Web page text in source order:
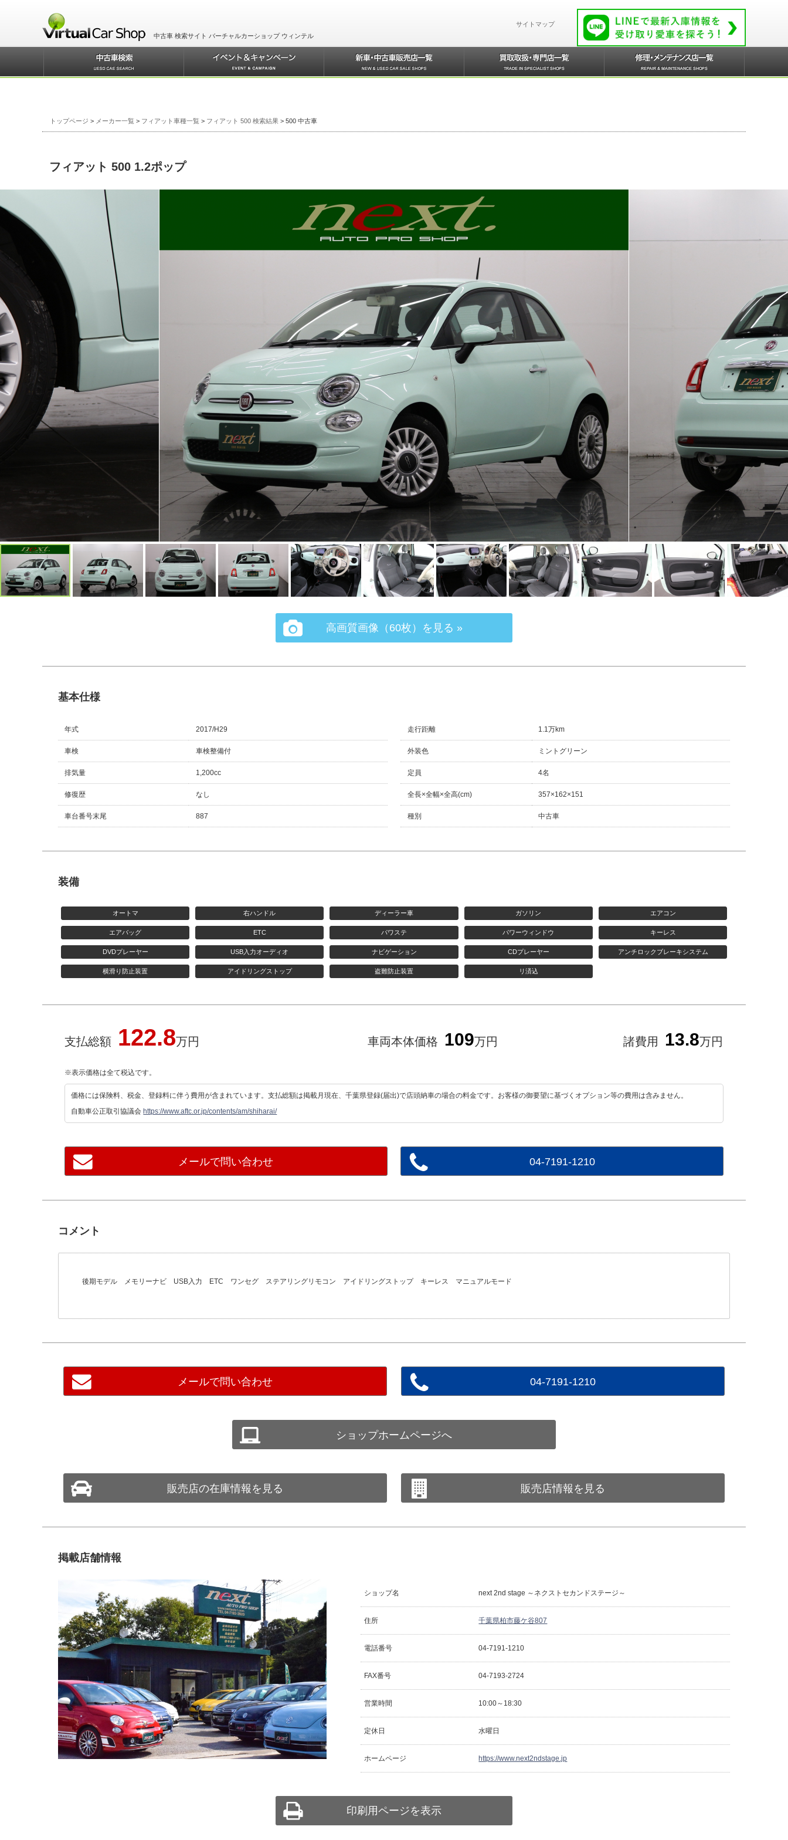
中古車 検索サイト バーチャルカーショップ ウィンテル
サイトマップ
トップページ > メーカー一覧> フィアット車種一覧 > フィアット 500 検索結果 > 500 中古車
フィアット 500 1.2ポップ
高画質画像（60枚）を見る »
基本仕様
年式 2017/H29 走行距離 1.1万km
車検 車検整備付 外装色 ミントグリーン
排気量 1,200cc 定員 4名
修復歴 なし 全長×全幅×全高(cm) 357×162×151
車台番号末尾 887 種別 中古車
装備
オートマ 右ハンドル ディーラー車 ガソリン エアコン
エアバッグ ETC パワステ パワーウィンドウ キーレス
DVDプレーヤー USB入力オーディオ ナビゲーション CDプレーヤー アンチロックブレーキシステム
横滑り防止装置 アイドリングストップ 盗難防止装置 リ済込
支払総額 122.8万円 車両本体価格 109万円 諸費用 13.8万円
※表示価格は全て税込です。
価格には保険料、税金、登録料に伴う費用が含まれています。支払総額は掲載月現在、千葉県登録(届出)で店頭納車の場合の料金です。お客様の御要望に基づくオプション等の費用は含みません。
自動車公正取引協議会 https://www.aftc.or.jp/contents/am/shiharai/
メールで問い合わせ 04-7191-1210
コメント
後期モデル メモリーナビ USB入力 ETC ワンセグ ステアリングリモコン アイドリングストップ キーレス マニュアルモード
メールで問い合わせ 04-7191-1210
ショップホームページへ
販売店の在庫情報を見る 販売店情報を見る
掲載店舗情報
ショップ名 next 2nd stage ～ネクストセカンドステージ～
住所 千葉県柏市藤ケ谷807
電話番号 04-7191-1210
FAX番号 04-7193-2724
営業時間 10:00～18:30
定休日 水曜日
ホームページ https://www.next2ndstage.jp
印刷用ページを表示